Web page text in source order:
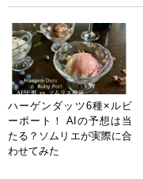
ハーゲンダッツ6種×ルビ
ーポート！ AIの予想は当
たる？ソムリエが実際に合
わせてみた